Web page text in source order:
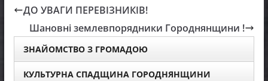
ДО УВАГИ ПЕРЕВІЗНИКІВ!
Шановні землевпорядники Городнянщини !
ЗНАЙОМСТВО З ГРОМАДОЮ
КУЛЬТУРНА СПАДЩИНА ГОРОДНЯНЩИНИ